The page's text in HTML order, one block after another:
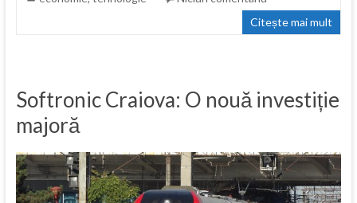
Citește mai mult
Softronic Craiova: O nouă investiție
majoră